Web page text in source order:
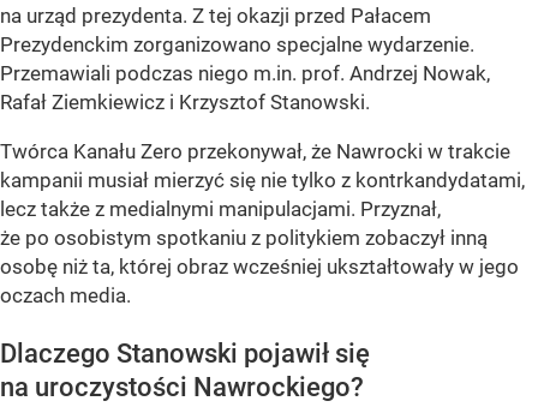
na urząd prezydenta. Z tej okazji przed Pałacem
Prezydenckim zorganizowano specjalne wydarzenie.
Przemawiali podczas niego m.in. prof. Andrzej Nowak,
Rafał Ziemkiewicz i Krzysztof Stanowski.
Twórca Kanału Zero przekonywał, że Nawrocki w trakcie
kampanii musiał mierzyć się nie tylko z kontrkandydatami,
lecz także z medialnymi manipulacjami. Przyznał,
że po osobistym spotkaniu z politykiem zobaczył inną
osobę niż ta, której obraz wcześniej ukształtowały w jego
oczach media.
Dlaczego Stanowski pojawił się
na uroczystości Nawrockiego?